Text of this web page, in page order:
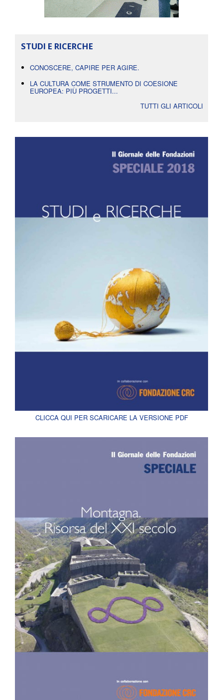
STUDI E RICERCHE
CONOSCERE, CAPIRE PER AGIRE.
LA CULTURA COME STRUMENTO DI COESIONE
EUROPEA: PIÙ PROGETTI...
TUTTI GLI ARTICOLI
CLICCA QUI PER SCARICARE LA VERSIONE PDF